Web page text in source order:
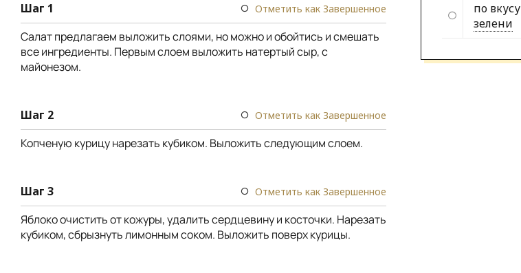
Шаг 1 Отметить как Завершенное
Салат предлагаем выложить слоями, но можно и обойтись и смешать
все ингредиенты. Первым слоем выложить натертый сыр, с
майонезом.
Шаг 2 Отметить как Завершенное
Копченую курицу нарезать кубиком. Выложить следующим слоем.
Шаг 3 Отметить как Завершенное
Яблоко очистить от кожуры, удалить сердцевину и косточки. Нарезать
кубиком, сбрызнуть лимонным соком. Выложить поверх курицы.
по вкусу
зелени